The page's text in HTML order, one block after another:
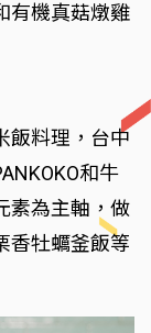
有機真菇燉雞
飯料理，台中
和牛
素為主軸，做
香牡蠣釜飯等